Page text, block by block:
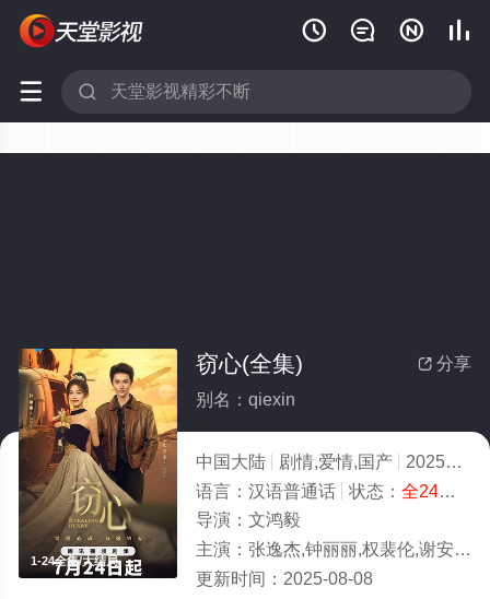
   
 
1-24全集/大结局
 分享
窃心(全集)
别名：qiexin
中国大陆 剧情,爱情,国产 2025
7.0
语言： 汉语普通话 状态： 全24集
导演： 文鸿毅
主演： 张逸杰,钟丽丽,权裴伦,谢安然,彭乙航,徐小琴,宋益凡
更新时间： 2025-08-08